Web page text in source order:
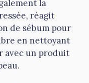
la
réagit
de sébum pour
en nettoyant
avec un produit